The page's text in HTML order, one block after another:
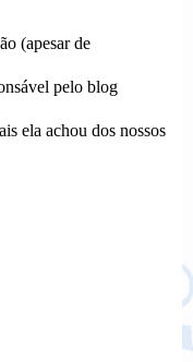
(apesar de
pelo blog
ela achou dos nossos